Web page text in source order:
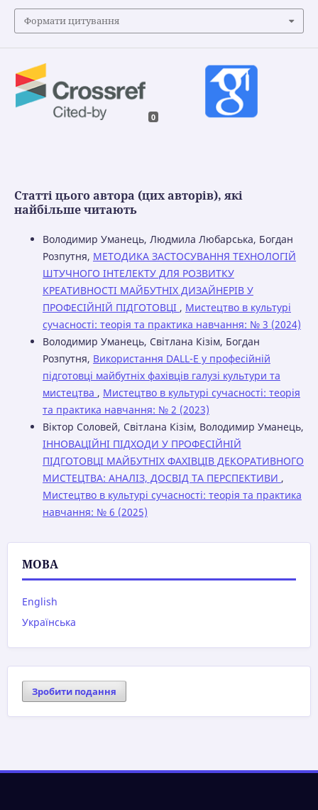
Формати цитування
0
Статті цього автора (цих авторів), які
найбільше читають
Володимир Уманець, Людмила Любарська, Богдан
Розпутня, МЕТОДИКА ЗАСТОСУВАННЯ ТЕХНОЛОГІЙ
ШТУЧНОГО ІНТЕЛЕКТУ ДЛЯ РОЗВИТКУ
КРЕАТИВНОСТІ МАЙБУТНІХ ДИЗАЙНЕРІВ У
ПРОФЕСІЙНІЙ ПІДГОТОВЦІ , Мистецтво в культурі
сучасності: теорія та практика навчання: № 3 (2024)
Володимир Уманець, Світлана Кізім, Богдан
Розпутня, Використання DALL-E у професійній
підготовці майбутніх фахівців галузі культури та
мистецтва , Мистецтво в культурі сучасності: теорія
та практика навчання: № 2 (2023)
Віктор Соловей, Світлана Кізім, Володимир Уманець,
ІННОВАЦІЙНІ ПІДХОДИ У ПРОФЕСІЙНІЙ
ПІДГОТОВЦІ МАЙБУТНІХ ФАХІВЦІВ ДЕКОРАТИВНОГО
МИСТЕЦТВА: АНАЛІЗ, ДОСВІД ТА ПЕРСПЕКТИВИ ,
Мистецтво в культурі сучасності: теорія та практика
навчання: № 6 (2025)
МОВА
English
Українська
Зробити подання